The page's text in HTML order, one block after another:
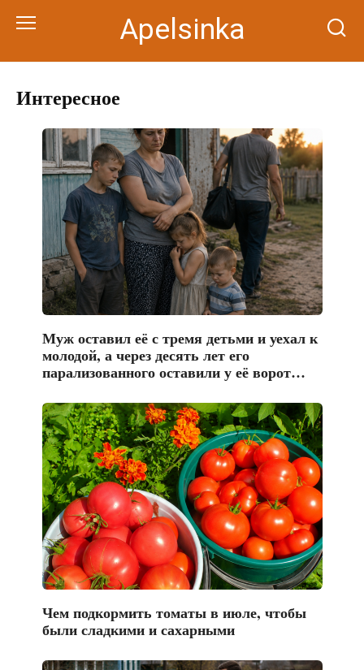
Apelsinka
Интересное
Муж оставил её с тремя детьми и уехал к
молодой, а через десять лет его
парализованного оставили у её ворот…
Чем подкормить томаты в июле, чтобы
были сладкими и сахарными